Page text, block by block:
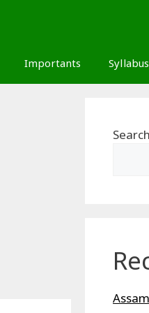
Importants Syllabus
Search